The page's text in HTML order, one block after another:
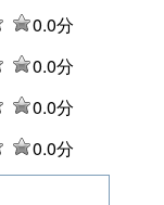
0.0分
0.0分
0.0分
0.0分